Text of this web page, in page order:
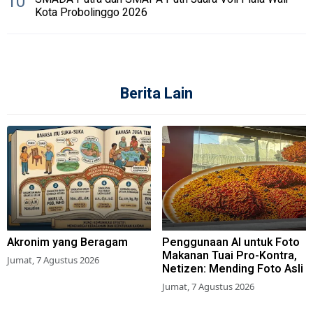
Kota Probolinggo 2026
Berita Lain
Akronim yang Beragam
Jumat, 7 Agustus 2026
Penggunaan AI untuk Foto
Makanan Tuai Pro-Kontra,
Netizen: Mending Foto Asli
Jumat, 7 Agustus 2026